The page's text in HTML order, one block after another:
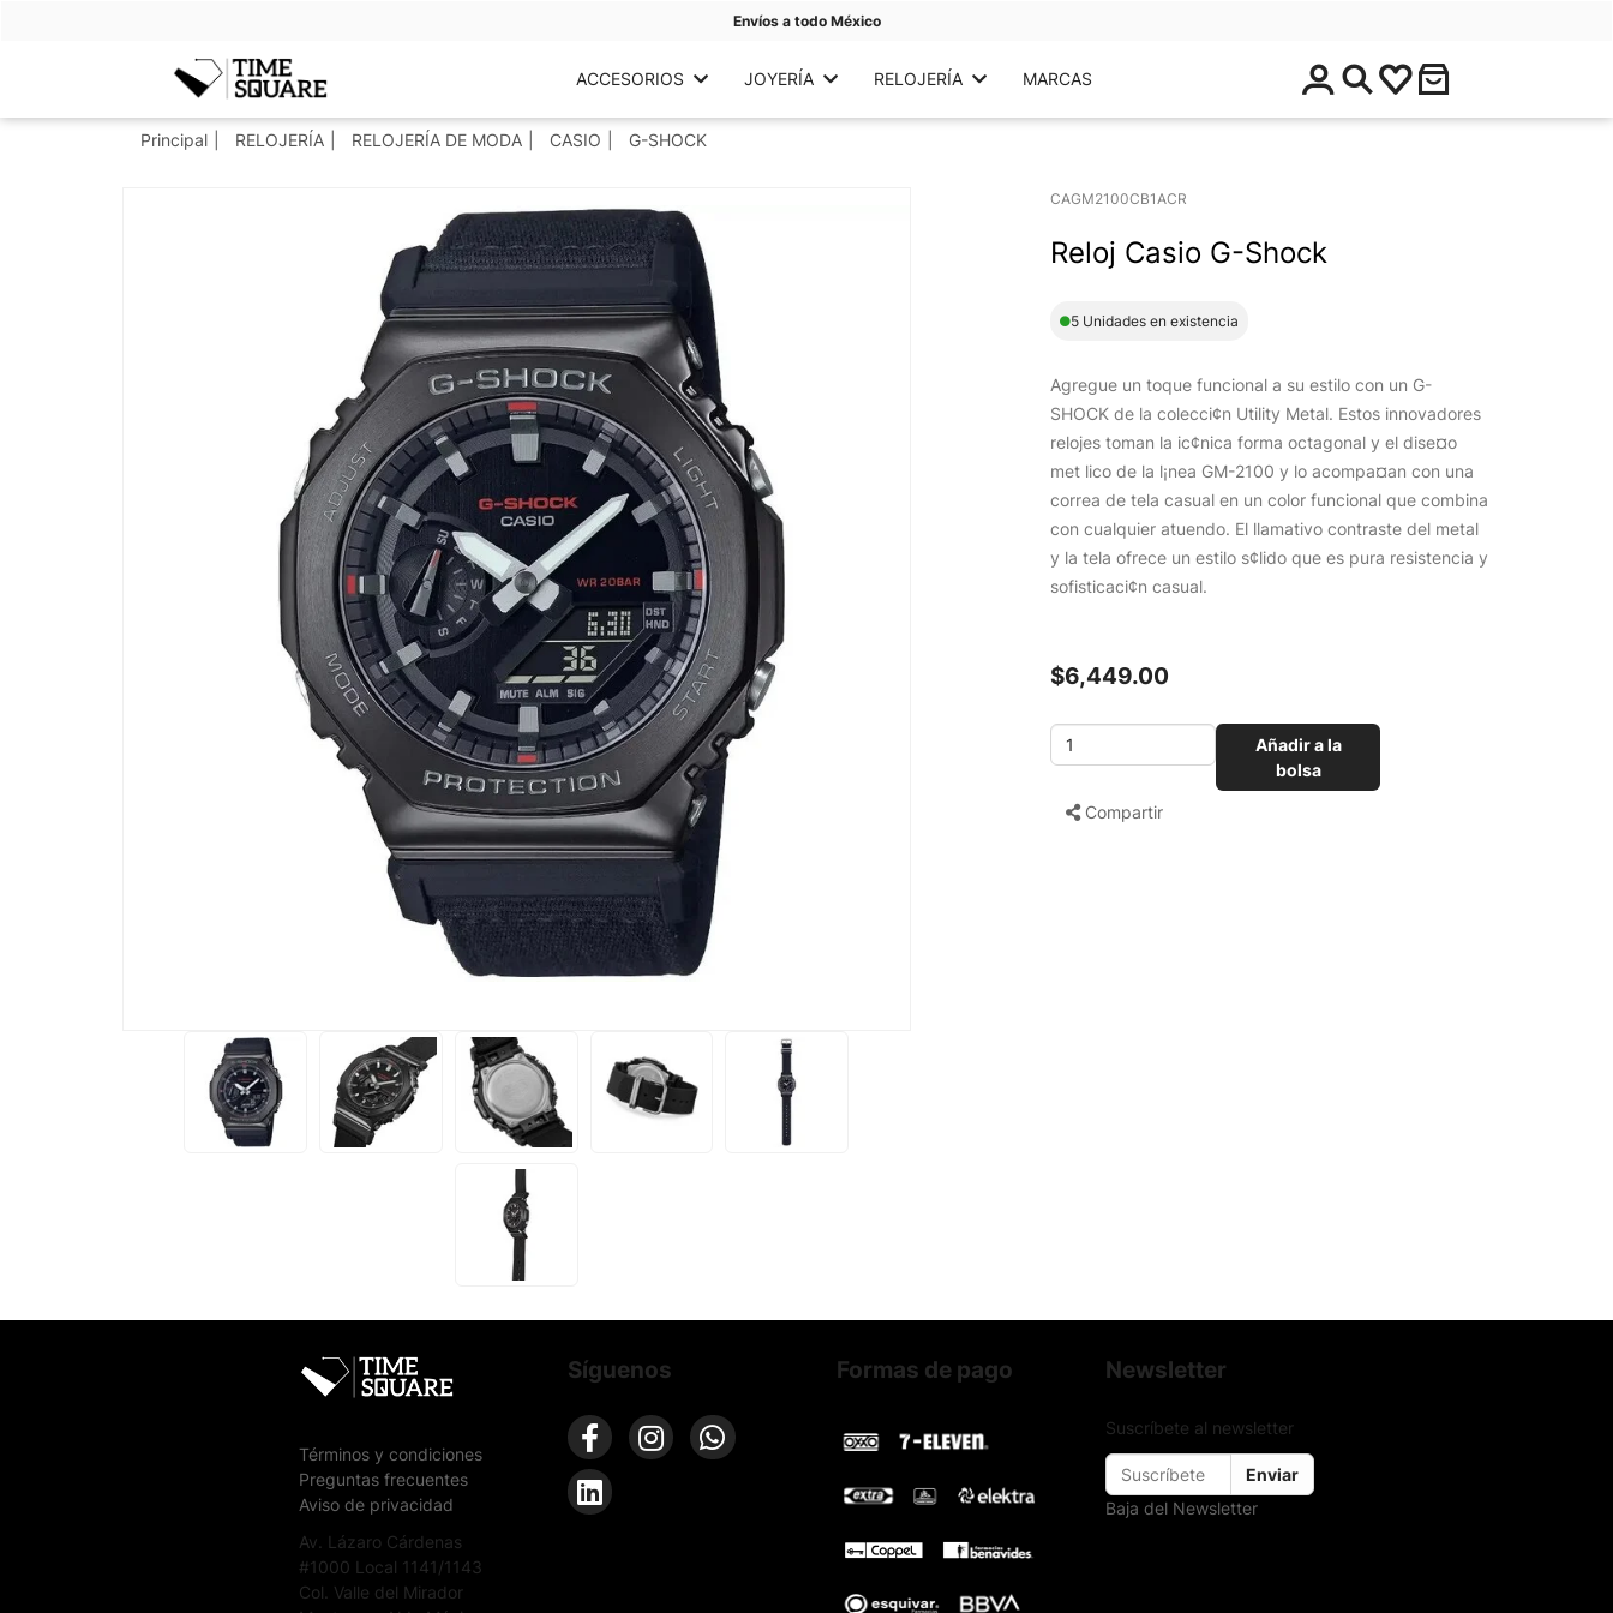
Envíos a todo México
Timesquare ACCESORIOS JOYERÍA RELOJERÍA MARCAS
$
0
.
Principal RELOJERÍA RELOJERÍA DE MODA CASIO G-SHOCK
CAGM2100CB1ACR
Reloj Casio G-Shock
5 Unidades en existencia
Agregue un toque funcional a su estilo con un G-
SHOCK de la colecci¢n Utility Metal. Estos innovadores
relojes toman la ic¢nica forma octagonal y el dise¤o
met lico de la l¡nea GM-2100 y lo acompa¤an con una
correa de tela casual en un color funcional que combina
con cualquier atuendo. El llamativo contraste del metal
y la tela ofrece un estilo s¢lido que es pura resistencia y
sofisticaci¢n casual.
$6,449.00
Añadir a la
bolsa
Compartir
Términos y condiciones
Preguntas frecuentes
Aviso de privacidad
Av. Lázaro Cárdenas
#1000 Local 1141/1143
Col. Valle del Mirador
Síguenos Formas de pago Newsletter
Suscríbete al newsletter
Enviar
Baja del Newsletter